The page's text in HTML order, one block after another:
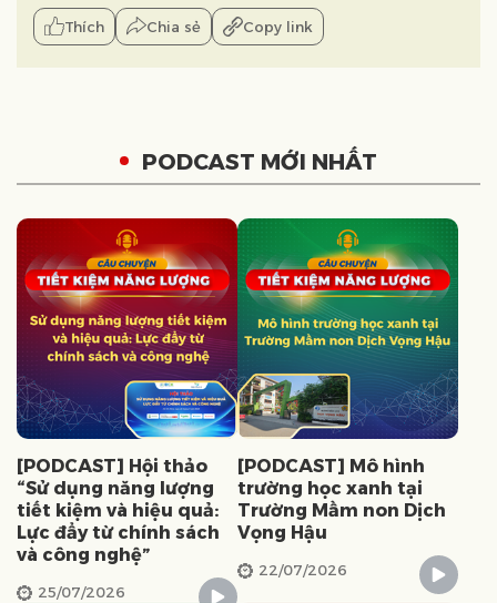
Thích Chia sẻ Copy link
PODCAST MỚI NHẤT
[PODCAST] Hội thảo
“Sử dụng năng lượng
tiết kiệm và hiệu quả:
Lực đẩy từ chính sách
và công nghệ”
25/07/2026
[PODCAST] Mô hình
trường học xanh tại
Trường Mầm non Dịch
Vọng Hậu
22/07/2026